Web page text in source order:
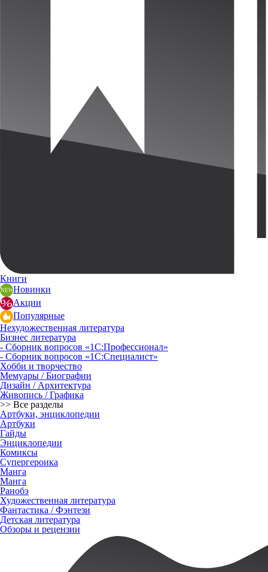
Книги
Новинки
Акции
Популярные
Нехудожественная литература
Бизнес литература
- Сборник вопросов «1С:Профессионал»
- Сборник вопросов «1С:Специалист»
Хобби и творчество
Мемуары / Биографии
Дизайн / Архитектура
Живопись / Графика
>> Все разделы
Артбуки, энциклопедии
Артбуки
Гайды
Энциклопедии
Комиксы
Супергероика
Манга
Манга
Ранобэ
Художественная литература
Фантастика / Фэнтези
Детская литература
Обзоры и рецензии